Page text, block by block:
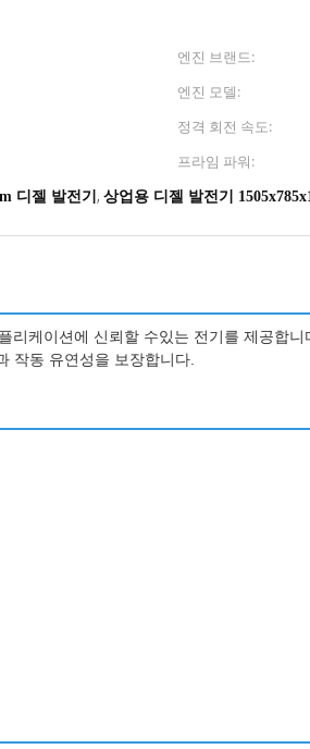
엔진 브랜드:
엔진 모델:
정격 회전 속도:
프라임 파워:
디젤 발전기 , 상업용 디젤 발전기
케이션에 신뢰할 수있는 전기를 제공합
작동 유연성을 보장합니다.